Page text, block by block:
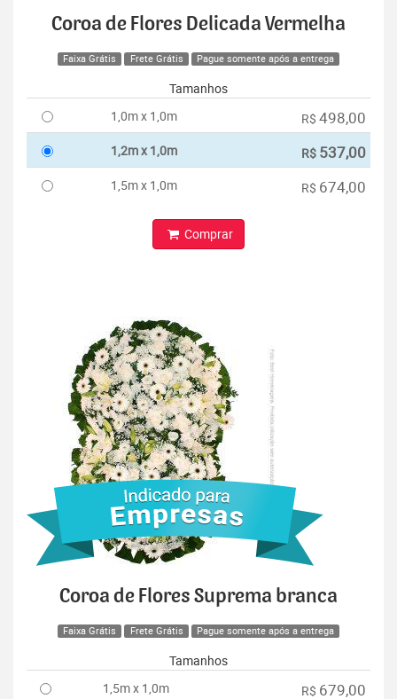
Coroa de Flores Delicada Vermelha
Faixa Grátis Frete Grátis Pague somente após a entrega
Tamanhos
1,0m x 1,0m
R$ 498,00
1,2m x 1,0m R$ 537,00
1,5m x 1,0m R$ 674,00
Comprar
Coroa de Flores Suprema branca
Faixa Grátis Frete Grátis Pague somente após a entrega
Tamanhos
1,5m x 1,0m
R$ 679,00